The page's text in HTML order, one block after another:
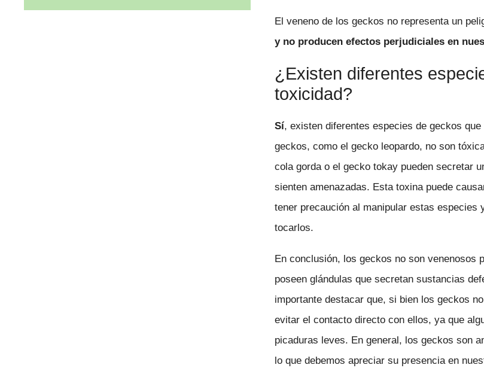
El veneno de los geckos no representa un
y no producen efectos perjudiciales en
¿Existen diferentes
toxicidad?
Sí, existen diferentes especies de geckos
geckos, como el gecko leopardo, no son
cola gorda o el gecko tokay pueden secretar
sienten amenazadas. Esta toxina puede
tener precaución al manipular estas
tocarlos.
En conclusión, los geckos no son venenosos
poseen glándulas que secretan sustancias
importante destacar que, si bien los geckos
evitar el contacto directo con ellos, ya que
picaduras leves. En general, los geckos son
lo que debemos apreciar su presencia en